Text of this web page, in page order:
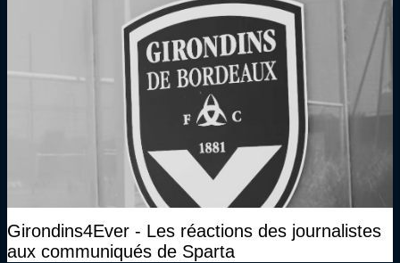
Girondins4Ever - Les réactions des journalistes
aux communiqués de Sparta